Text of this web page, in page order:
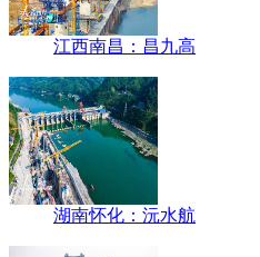
江西南昌：昌九高
湖南怀化：沅水航